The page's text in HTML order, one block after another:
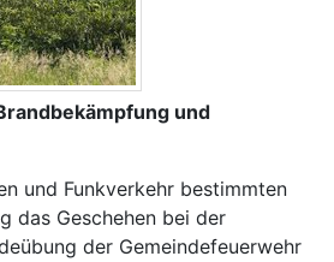
und
und Funkverkehr bestimmten
das Geschehen bei der
der Gemeindefeuerwehr